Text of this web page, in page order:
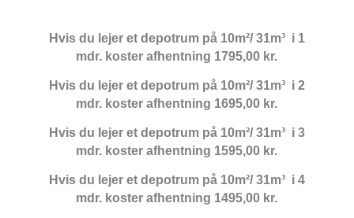
Hvis du lejer et depotrum på 10m²/ 31m³ i 1
mdr. koster afhentning 1795,00 kr.
Hvis du lejer et depotrum på 10m²/ 31m³ i 2
mdr. koster afhentning 1695,00 kr.
Hvis du lejer et depotrum på 10m²/ 31m³ i 3
mdr. koster afhentning 1595,00 kr.
Hvis du lejer et depotrum på 10m²/ 31m³ i 4
mdr. koster afhentning 1495,00 kr.